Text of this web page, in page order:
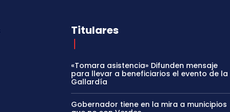
Titulares
«Tomara asistencia» Difunden mensaje
para llevar a beneficiarios el evento de la
Gallardía
Gobernador tiene en la mira a municipios